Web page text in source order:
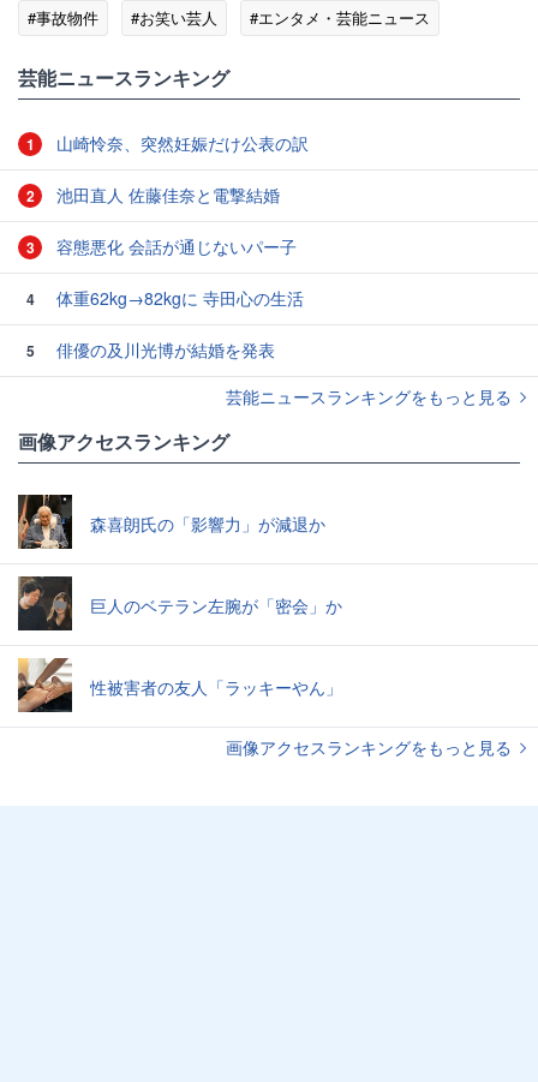
#事故物件
#お笑い芸人 #エンタメ・芸能ニュース
芸能ニュースランキング
1 山崎怜奈、突然妊娠だけ公表の訳
2 池田直人 佐藤佳奈と電撃結婚
3 容態悪化 会話が通じないパー子
4 体重62kg→82kgに 寺田心の生活
5
俳優の及川光博が結婚を発表
芸能ニュースランキングをもっと見る
画像アクセスランキング
森喜朗氏の「影響力」が減退か
巨人のベテラン左腕が「密会」か
性被害者の友人「ラッキーやん」
画像アクセスランキングをもっと見る